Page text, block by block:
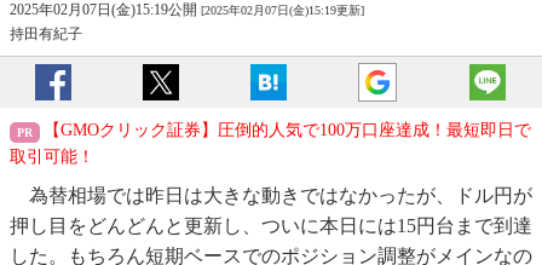
2025年02月07日(金)15:19公開 [2025年02月07日(金)15:19更新]
持田有紀子
【GMOクリック証券】圧倒的人気で100万口座達成！最短即日で
取引可能！
為替相場では昨日は大きな動きではなかったが、ドル円が
押し目をどんどんと更新し、ついに本日には15円台まで到達
した。もちろん短期ベースでのポジション調整がメインなの